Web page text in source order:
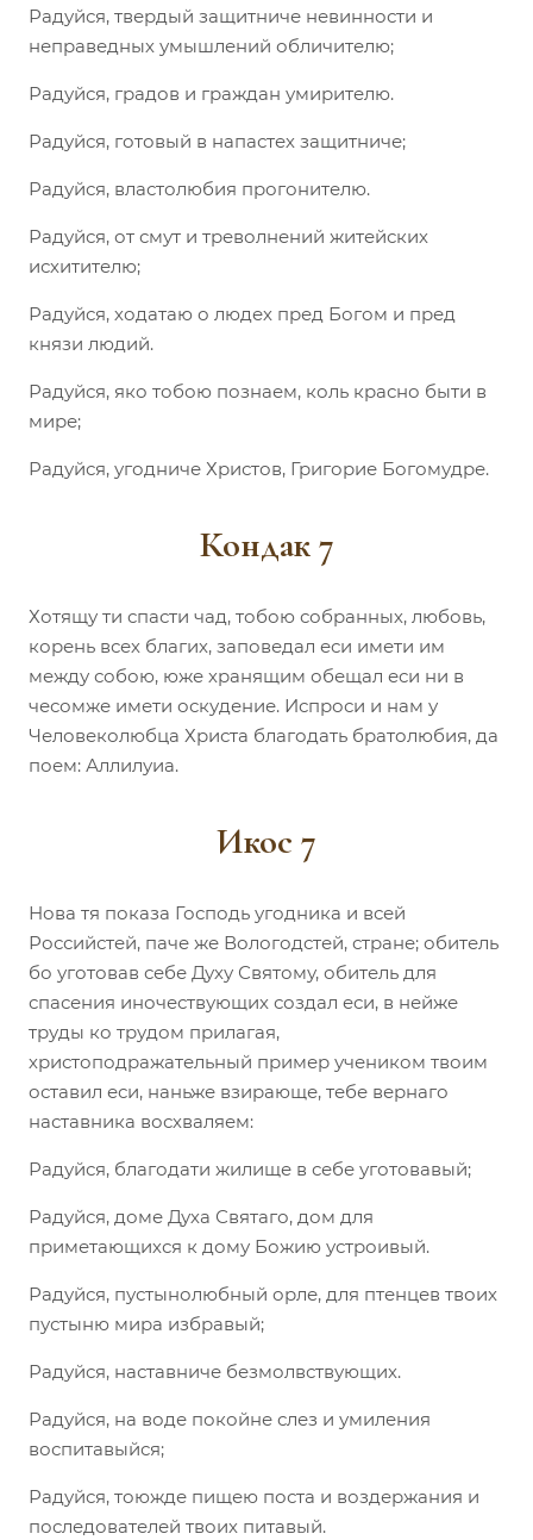
Радуйся, твердый защитниче невинности и
неправедных умышлений обличителю;
Радуйся, градов и граждан умирителю.
Радуйся, готовый в напастех защитниче;
Радуйся, властолюбия прогонителю.
Радуйся, от смут и треволнений житейских
исхитителю;
Радуйся, ходатаю о людех пред Богом и пред
князи людий.
Радуйся, яко тобою познаем, коль красно быти в
мире;
Радуйся, угодниче Христов, Григорие Богомудре.
Кондак 7
Хотящу ти спасти чад, тобою собранных, любовь,
корень всех благих, заповедал еси имети им
между собою, юже хранящим обещал еси ни в
чесомже имети оскудение. Испроси и нам у
Человеколюбца Христа благодать братолюбия, да
поем: Аллилуиа.
Икос 7
Нова тя показа Господь угодника и всей
Российстей, паче же Вологодстей, стране; обитель
бо уготовав себе Духу Святому, обитель для
спасения иночествующих создал еси, в нейже
труды ко трудом прилагая,
христоподражательный пример учеником твоим
оставил еси, наньже взирающе, тебе вернаго
наставника восхваляем:
Радуйся, благодати жилище в себе уготовавый;
Радуйся, доме Духа Святаго, дом для
приметающихся к дому Божию устроивый.
Радуйся, пустынолюбный орле, для птенцев твоих
пустыню мира избравый;
Радуйся, наставниче безмолвствующих.
Радуйся, на воде покойне слез и умиления
воспитавыйся;
Радуйся, тоюжде пищею поста и воздержания и
последователей твоих питавый.